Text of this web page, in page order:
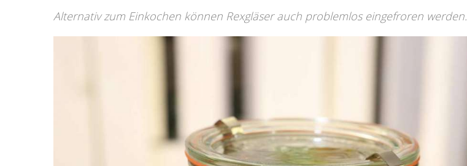
Alternativ zum Einkochen können Rexgläser auch problemlos eingefroren werden.